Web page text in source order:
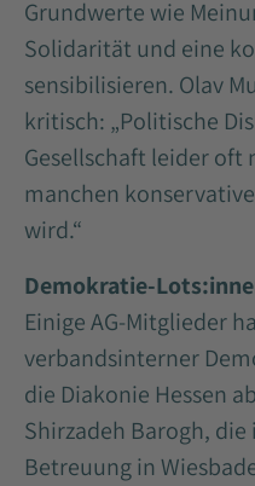
Grundwerte wie
Solidarität und eine
sensibilisieren. Olav
kritisch: „Politische
Gesellschaft leider oft
manchen
wird.“
Demokratie-
Einige AG-Mitglieder
verbandsinterner
die Diakonie Hessen
Shirzadeh Barogh,
Betreuung in